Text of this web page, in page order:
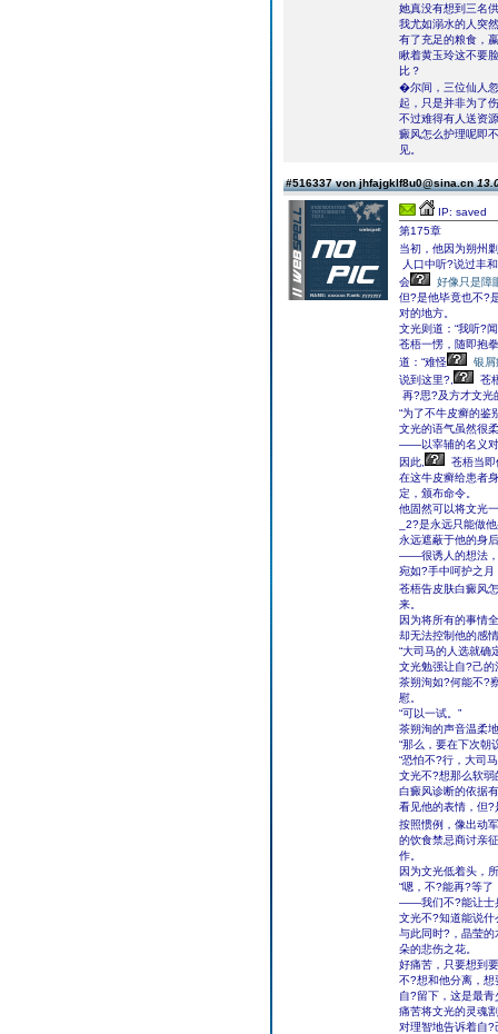
她真没有想到三名
我尤如溺水的人突
有了充足的粮食，
瞅着黄玉玲这不要
比？
�尔间，三位仙人
起，只是并非为了
不过难得有人送资
癜风怎么护理呢即
见。
#516337 von jhfajgklf8u0@sina.cn
IP: saved
第175章
当初，他因为朔州
人口中听?说过丰
会
好像只是障
但?是他毕竟也不?
对的地方。
文光则道：“我听?
苍梧一愣，随即抱
道：“难怪
银屑
说到这里?,
苍
再?思?及方才文光
“为了不牛皮癣的鉴
文光的语气虽然很
——以宰辅的名义对
因此,
苍梧当即
在这牛皮癣给患者
定，颁布命令。
他固然可以将文光
_2?是永远只能做
永远遮蔽于他的身
——很诱人的想法，
宛如?手中呵护之
苍梧告皮肤白癜风
来。
因为将所有的事情
却无法控制他的感
“大司马的人选就确
文光勉强让自?己
茶朔洵如?何能不?
慰。
“可以一试。”
茶朔洵的声音温柔
“那么，要在下次朝
“恐怕不?行，大司
文光不?想那么软
白癜风诊断的依据
看见他的表情，但
按照惯例，像出动
的饮食禁忌商讨亲
作。
因为文光低着头，
“嗯，不?能再?等
——我们不?能让士
文光不?知道能说
与此同时?，晶莹的
朵的悲伤之花。
好痛苦，只要想到
不?想和他分离，
自?留下，这是最
痛苦将文光的灵魂
对理智地告诉着自